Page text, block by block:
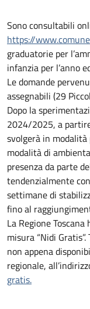
Sono consultabili
https://
graduatorie per
infanzia per l’anno
Le domande
assegnabili (29
Dopo la
2024/2025, a
svolgerà in
modalità di
presenza da parte
tendenzialmente
settimane di
fino al
La Regione
misura “Nidi
non appena
regionale,
gratis.